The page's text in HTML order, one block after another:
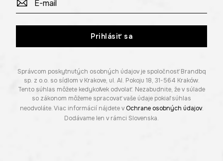
Prihlásiť sa
Správcom poskytnutých osobných údajov je spoločnosť Brandbq
sp. z o.o. so sídlom v Krakove, ul. Al. Pokoju 18, 31-564 Kraków.
Tento súhlas môžete kedykoľvek odvolať. Nezabudnite, že v súlade
so zákonom môžeme spracovať vaše údaje pokiaľ súhlas
neodvoláte. Viac informácií nájdete v Ochrane osobných údajov.
Dodávame len v rámci Slovenska.